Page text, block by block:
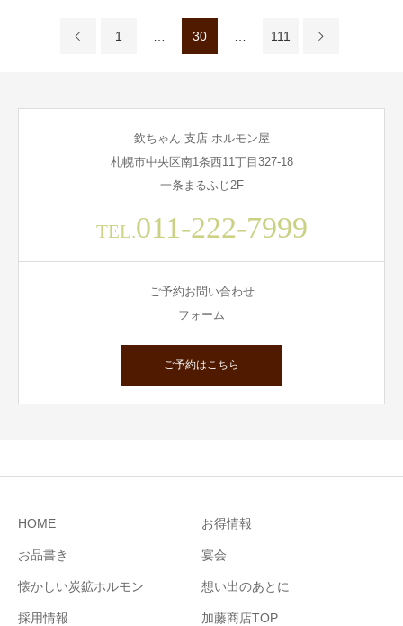
1 30 111
欽ちゃん 支店 ホルモン屋
札幌市中央区南1条西11丁目327-18
一条まるふじ2F
TEL.011-222-7999
ご予約お問い合わせ
フォーム
ご予約はこちら
HOME お得情報
お品書き 宴会
懐かしい炭鉱ホルモン 想い出のあとに
採用情報 加藤商店TOP